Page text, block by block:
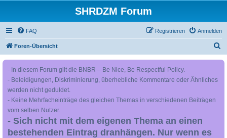
SHRDZM Forum
FAQ Anmelden
Registrieren
Foren-Übersicht
- In diesem Forum gilt die BNBR – Be Nice, Be Respectful Policy.
- Beleidigungen, Diskriminierung, überhebliche Kommentare oder Ähnliches
werden nicht geduldet.
- Keine Mehrfacheinträge des gleichen Themas in verschiedenen Beiträgen
vom selben Nutzer.
- Sich nicht mit dem eigenen Thema an einen
bestehenden Eintrag dranhängen. Nur wenn es